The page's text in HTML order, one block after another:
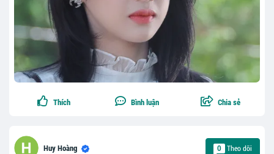
Thích Bình luận Chia sẻ
Huy Hoàng 0 Theo dõi